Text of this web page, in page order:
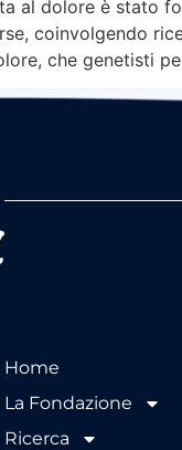
al dolore è stato
coinvolgendo
che genetisti
Home
La Fondazione
Ricerca